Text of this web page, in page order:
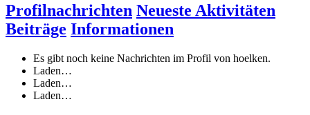
Profilnachrichten Neueste Aktivitäten
Beiträge Informationen
Es gibt noch keine Nachrichten im Profil von hoelken.
Laden…
Laden…
Laden…